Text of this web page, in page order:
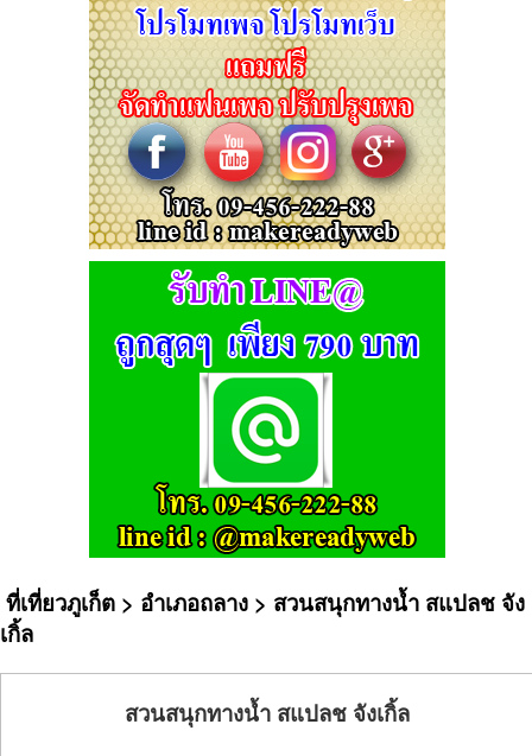
ที่เที่ยวภูเก็ต > อำเภอถลาง > สวนสนุกทางน้ำ สแปลช จัง
เกิ้ล
สวนสนุกทางน้ำ สแปลช จังเกิ้ล